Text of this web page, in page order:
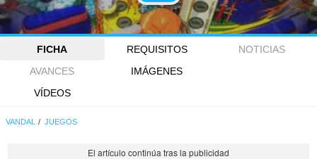
FICHA REQUISITOS
NOTICIAS
AVANCES
IMÁGENES
VÍDEOS
VANDAL JUEGOS